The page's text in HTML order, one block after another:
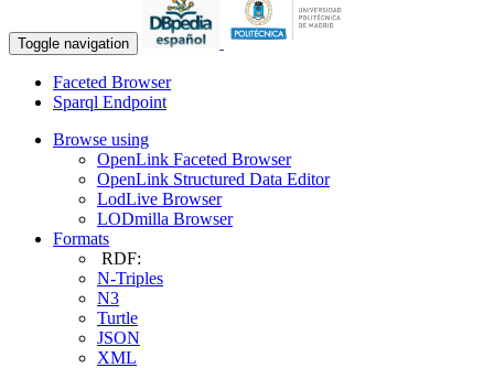
Toggle navigation
Faceted Browser
Sparql Endpoint
Browse using
OpenLink Faceted Browser
OpenLink Structured Data Editor
LodLive Browser
LODmilla Browser
Formats
RDF:
N-Triples
N3
Turtle
JSON
XML